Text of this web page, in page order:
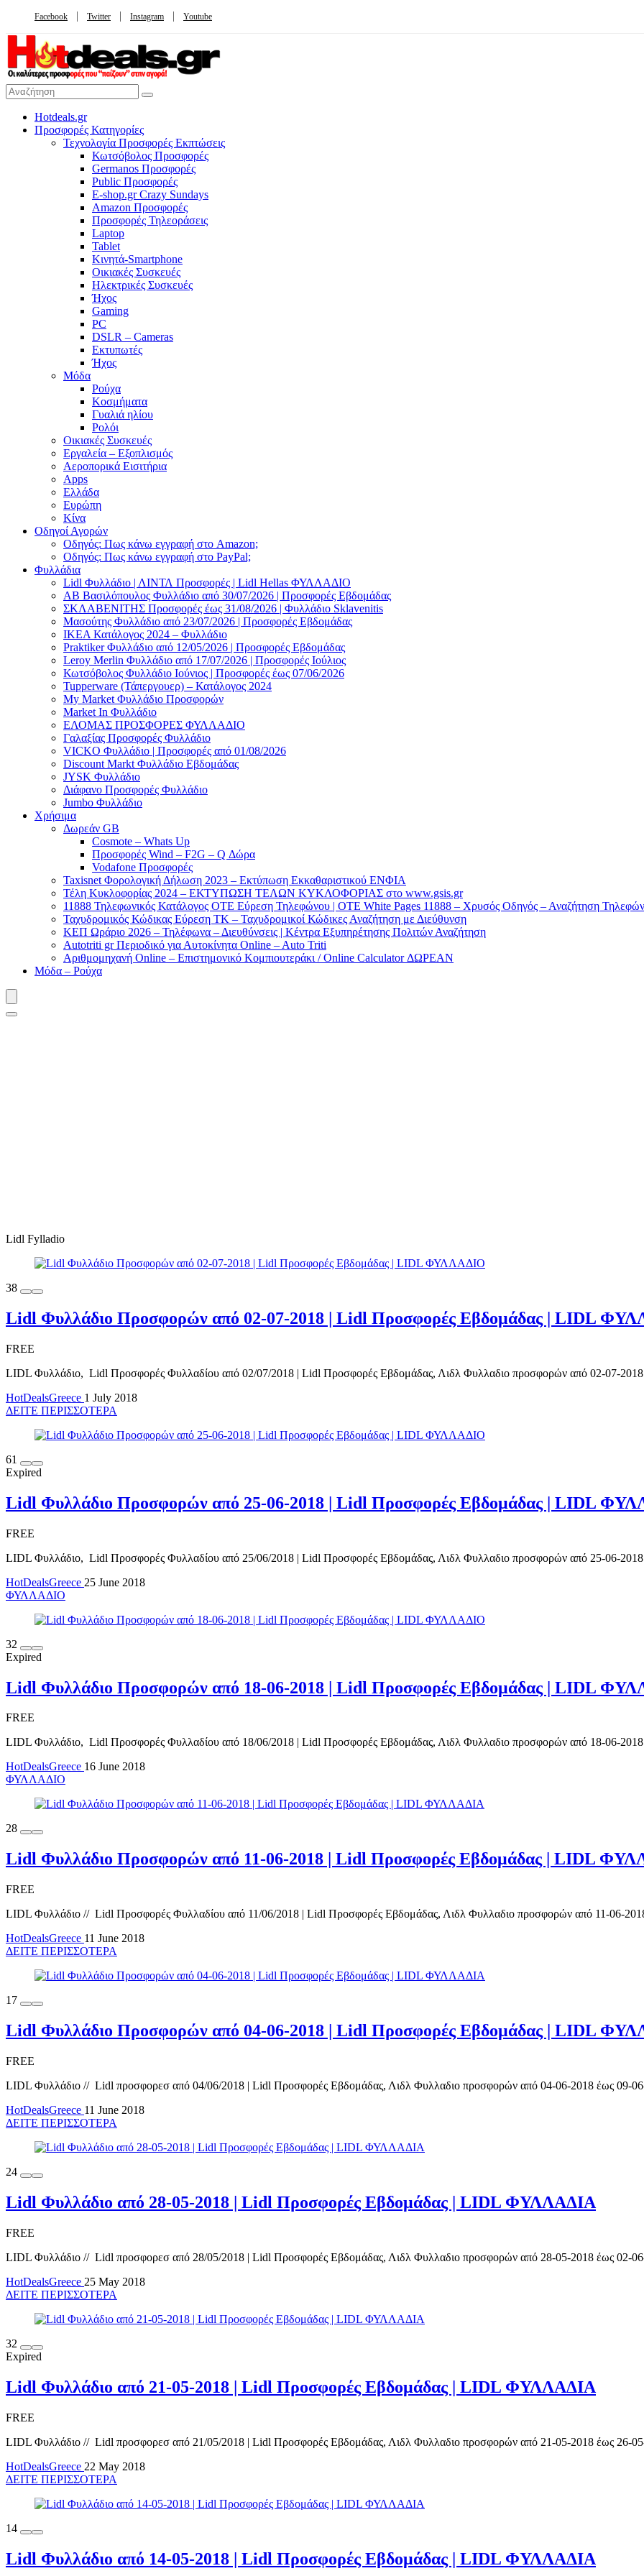
Facebook Twitter Instagram Youtube
Hotdeals.gr
Προσφορές Κατηγορίες
Τεχνολογία Προσφορές Εκπτώσεις
Κωτσόβολος Προσφορές
Germanos Προσφορές
Public Προσφορές
E-shop.gr Crazy Sundays
Amazon Προσφορές
Προσφορές Τηλεοράσεις
Laptop
Tablet
Κινητά-Smartphone
Οικιακές Συσκευές
Hλεκτρικές Συσκευές
Ήχος
Gaming
PC
DSLR – Cameras
Εκτυπωτές
Ήχος
Μόδα
Ρούχα
Κοσμήματα
Γυαλιά ηλίου
Ρολόι
Οικιακές Συσκευές
Εργαλεία – Εξοπλισμός
Αεροπορικά Εισιτήρια
Apps
Ελλάδα
Ευρώπη
Κίνα
Οδηγοί Αγορών
Οδηγός: Πως κάνω εγγραφή στο Amazon;
Οδηγός: Πως κάνω εγγραφή στο PayPal;
Φυλλάδια
Lidl Φυλλάδιο | ΛΙΝΤΛ Προσφορές | Lidl Hellas ΦΥΛΛΑΔΙΟ
AB Βασιλόπουλος Φυλλάδιο από 30/07/2026 | Προσφορές Εβδομάδας
ΣΚΛΑΒΕΝΙΤΗΣ Προσφορές έως 31/08/2026 | Φυλλάδιο Sklavenitis
Μασούτης Φυλλάδιο από 23/07/2026 | Προσφορές Εβδομάδας
ΙΚΕΑ Κατάλογος 2024 – Φυλλάδιο
Praktiker Φυλλάδιο από 12/05/2026 | Προσφορές Εβδομάδας
Leroy Merlin Φυλλάδιο από 17/07/2026 | Προσφορές Ιούλιος
Κωτσόβολος Φυλλάδιο Ιούνιος | Προσφορές έως 07/06/2026
Tupperware (Τάπεργουερ) – Κατάλογος 2024
My Market Φυλλάδιο Προσφορών
Market In Φυλλάδιο
ΕΛΟΜΑΣ ΠΡΟΣΦΟΡΕΣ ΦΥΛΛΑΔΙΟ
Γαλαξίας Προσφορές Φυλλάδιο
VICKO Φυλλάδιο | Προσφορές από 01/08/2026
Discount Markt Φυλλάδιο Εβδομάδας
JYSK Φυλλάδιο
Διάφανο Προσφορές Φυλλάδιο
Jumbo Φυλλάδιο
Χρήσιμα
Δωρεάν GB
Cosmote – Whats Up
Προσφορές Wind – F2G – Q Δώρα
Vodafone Προσφορές
Taxisnet Φορολογική Δήλωση 2023 – Εκτύπωση Εκκαθαριστικού EΝΦΙΑ
Τέλη Kυκλοφορίας 2024 – ΕΚΤΥΠΩΣΗ ΤΕΛΩΝ ΚΥΚΛΟΦΟΡΙΑΣ στο www.gsis.gr
11888 Τηλεφωνικός Κατάλογος ΟΤΕ Εύρεση Τηλεφώνου | OTE White Pages 11888 – Χρυσός Οδηγός – Αναζήτηση
Ταχυδρομικός Κώδικας Εύρεση ΤΚ – Ταχυδρομικοί Κώδικες Αναζήτηση με Διεύθυνση
ΚΕΠ Ωράριο 2026 – Τηλέφωνα – Διευθύνσεις | Κέντρα Εξυπηρέτησης Πολιτών Αναζήτηση
Autotriti gr Περιοδικό για Αυτοκίνητα Online – Auto Triti
Αριθμομηχανή Online – Επιστημονικό Κομπιουτεράκι / Online Calculator ΔΩΡΕΑΝ
Μόδα – Ρούχα
Lidl Fylladio
38
Lidl Φυλλάδιο Προσφορών από 02-07-2018 | Lidl Προσφορές Εβδομάδας | LIDL
FREE
LIDL Φυλλάδιο, Lidl Προσφορές Φυλλαδίου από 02/07/2018 | Lidl Προσφορές Εβδομάδας, Λιδλ Φυλλαδιο προσφορών από 02-07-
HotDealsGreece 1 July 2018
ΔΕΙΤΕ ΠΕΡΙΣΣΟΤΕΡΑ
61
Expired
Lidl Φυλλάδιο Προσφορών από 25-06-2018 | Lidl Προσφορές Εβδομάδας | LIDL
FREE
LIDL Φυλλάδιο, Lidl Προσφορές Φυλλαδίου από 25/06/2018 | Lidl Προσφορές Εβδομάδας, Λιδλ Φυλλαδιο προσφορών από 25-06-
HotDealsGreece 25 June 2018
ΦΥΛΛΑΔΙΟ
32
Expired
Lidl Φυλλάδιο Προσφορών από 18-06-2018 | Lidl Προσφορές Εβδομάδας | LIDL
FREE
LIDL Φυλλάδιο, Lidl Προσφορές Φυλλαδίου από 18/06/2018 | Lidl Προσφορές Εβδομάδας, Λιδλ Φυλλαδιο προσφορών από 18-06-
HotDealsGreece 16 June 2018
ΦΥΛΛΑΔΙΟ
28
Lidl Φυλλάδιο Προσφορών από 11-06-2018 | Lidl Προσφορές Εβδομάδας | LIDL
FREE
LIDL Φυλλάδιο // Lidl Προσφορές Φυλλαδίου από 11/06/2018 | Lidl Προσφορές Εβδομάδας, Λιδλ Φυλλαδιο προσφορών από 11-06-
HotDealsGreece 11 June 2018
ΔΕΙΤΕ ΠΕΡΙΣΣΟΤΕΡΑ
17
Lidl Φυλλάδιο Προσφορών από 04-06-2018 | Lidl Προσφορές Εβδομάδας | LIDL
FREE
LIDL Φυλλάδιο // Lidl προσφορεσ από 04/06/2018 | Lidl Προσφορές Εβδομάδας, Λιδλ Φυλλαδιο προσφορών από 04-06-2018 έως 09-
HotDealsGreece 11 June 2018
ΔΕΙΤΕ ΠΕΡΙΣΣΟΤΕΡΑ
24
Lidl Φυλλάδιο από 28-05-2018 | Lidl Προσφορές Εβδομάδας | LIDL ΦΥΛΛΑΔΙΑ
FREE
LIDL Φυλλάδιο // Lidl προσφορεσ από 28/05/2018 | Lidl Προσφορές Εβδομάδας, Λιδλ Φυλλαδιο προσφορών από 28-05-2018 έως 02-
HotDealsGreece 25 May 2018
ΔΕΙΤΕ ΠΕΡΙΣΣΟΤΕΡΑ
32
Expired
Lidl Φυλλάδιο από 21-05-2018 | Lidl Προσφορές Εβδομάδας | LIDL ΦΥΛΛΑΔΙΑ
FREE
LIDL Φυλλάδιο // Lidl προσφορεσ από 21/05/2018 | Lidl Προσφορές Εβδομάδας, Λιδλ Φυλλαδιο προσφορών από 21-05-2018 έως 26-
HotDealsGreece 22 May 2018
ΔΕΙΤΕ ΠΕΡΙΣΣΟΤΕΡΑ
14
Lidl Φυλλάδιο από 14-05-2018 | Lidl Προσφορές Εβδομάδας | LIDL ΦΥΛΛΑΔΙΑ